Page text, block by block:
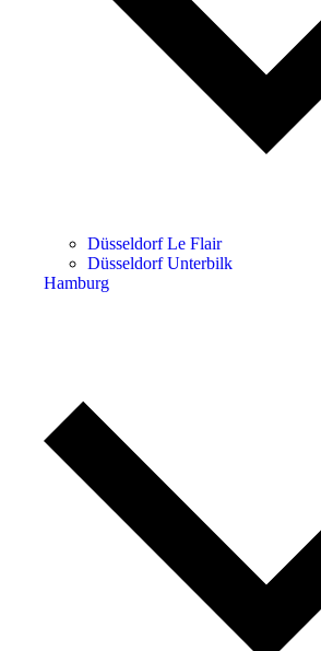
Düsseldorf Le Flair
Düsseldorf Unterbilk
Hamburg